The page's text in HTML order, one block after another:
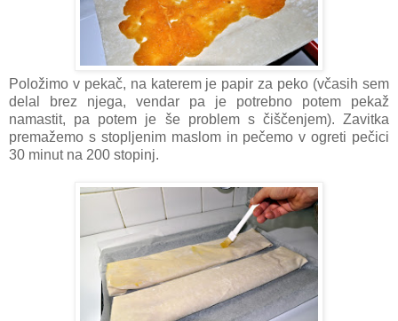
Položimo v pekač, na katerem je papir za peko (včasih sem
delal brez njega, vendar pa je potrebno potem pekaž
namastit, pa potem je še problem s čiščenjem). Zavitka
premažemo s stopljenim maslom in pečemo v ogreti pečici
30 minut na 200 stopinj.